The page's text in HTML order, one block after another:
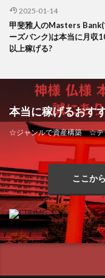
2025-01-14
甲斐雅人のMasters Bank(
ーズバンク)は本当に月収
以上稼げる?
本当に稼げるおす
☆ジャンルで資産構築 ☆テ
ここか